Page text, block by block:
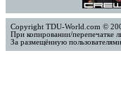
Copyright TDU-World.com ©
При копировании/перепечатке
За размещённую